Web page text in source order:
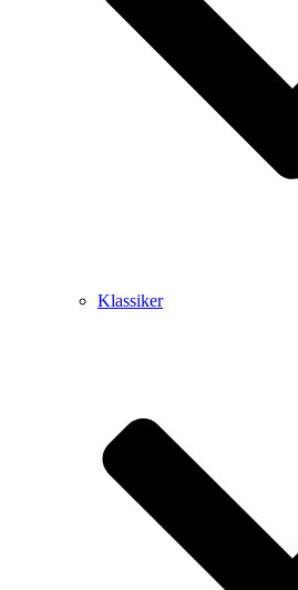
Klassiker